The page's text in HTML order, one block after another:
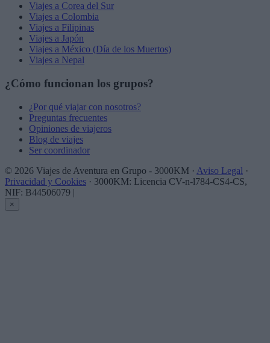
Viajes a Corea del Sur
Viajes a Colombia
Viajes a Filipinas
Viajes a Japón
Viajes a México (Día de los Muertos)
Viajes a Nepal
¿Cómo funcionan los grupos?
¿Por qué viajar con nosotros?
Preguntas frecuentes
Opiniones de viajeros
Blog de viajes
Ser coordinador
© 2026 Viajes de Aventura en Grupo - 3000KM · Aviso Legal ·
Privacidad y Cookies · 3000KM: Licencia CV-n-l784-CS4-CS,
NIF: B44506079 |
×